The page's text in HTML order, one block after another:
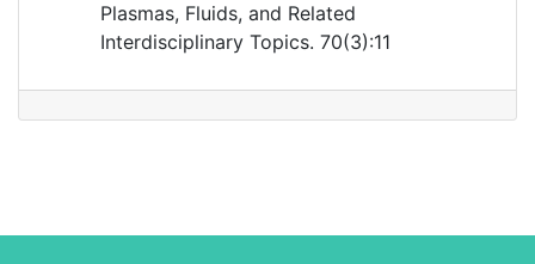
Plasmas, Fluids, and Related
Interdisciplinary Topics. 70(3):11